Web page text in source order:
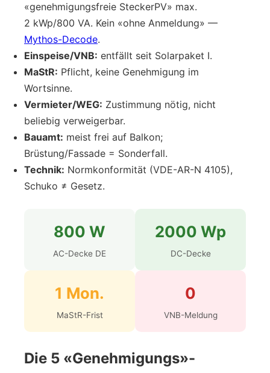
«genehmigungsfreie SteckerPV» max.
2 kWp/800 VA. Kein «ohne Anmeldung» —
Mythos-Decode.
Einspeise/VNB: entfällt seit Solarpaket I.
MaStR: Pflicht, keine Genehmigung im
Wortsinne.
Vermieter/WEG: Zustimmung nötig, nicht
beliebig verweigerbar.
Bauamt: meist frei auf Balkon;
Brüstung/Fassade = Sonderfall.
Technik: Normkonformität (VDE-AR-N 4105),
Schuko ≠ Gesetz.
800 W
AC-Decke DE
2000 Wp
DC-Decke
1 Mon.
MaStR-Frist
0
VNB-Meldung
Die 5 «Genehmigungs»-